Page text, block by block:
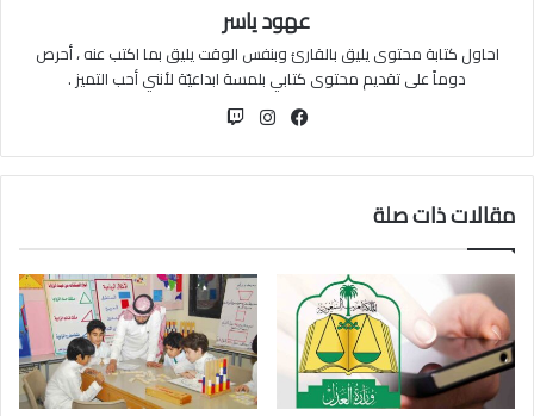
عهود ياسر
احاول كتابة محتوى يليق بالقارئ وبنفس الوقت يليق بما اكتب عنه ، أحرص
دوماً على تقديم محتوى كتابي بلمسة ابداعيّة لأنني أحب التميز .
فيسبوكانستقرام
مقالات ذات صلة